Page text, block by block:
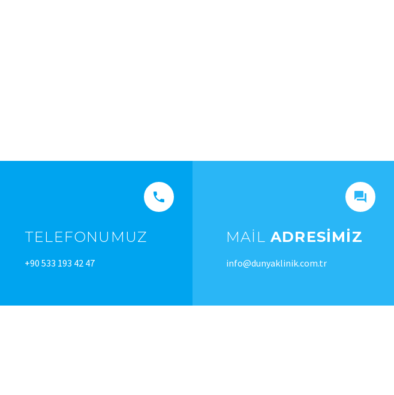


TELEFONUMUZ
+90 533 193 42 47


MAIL ADRESIMIZ
info@dunyaklinik.com.tr